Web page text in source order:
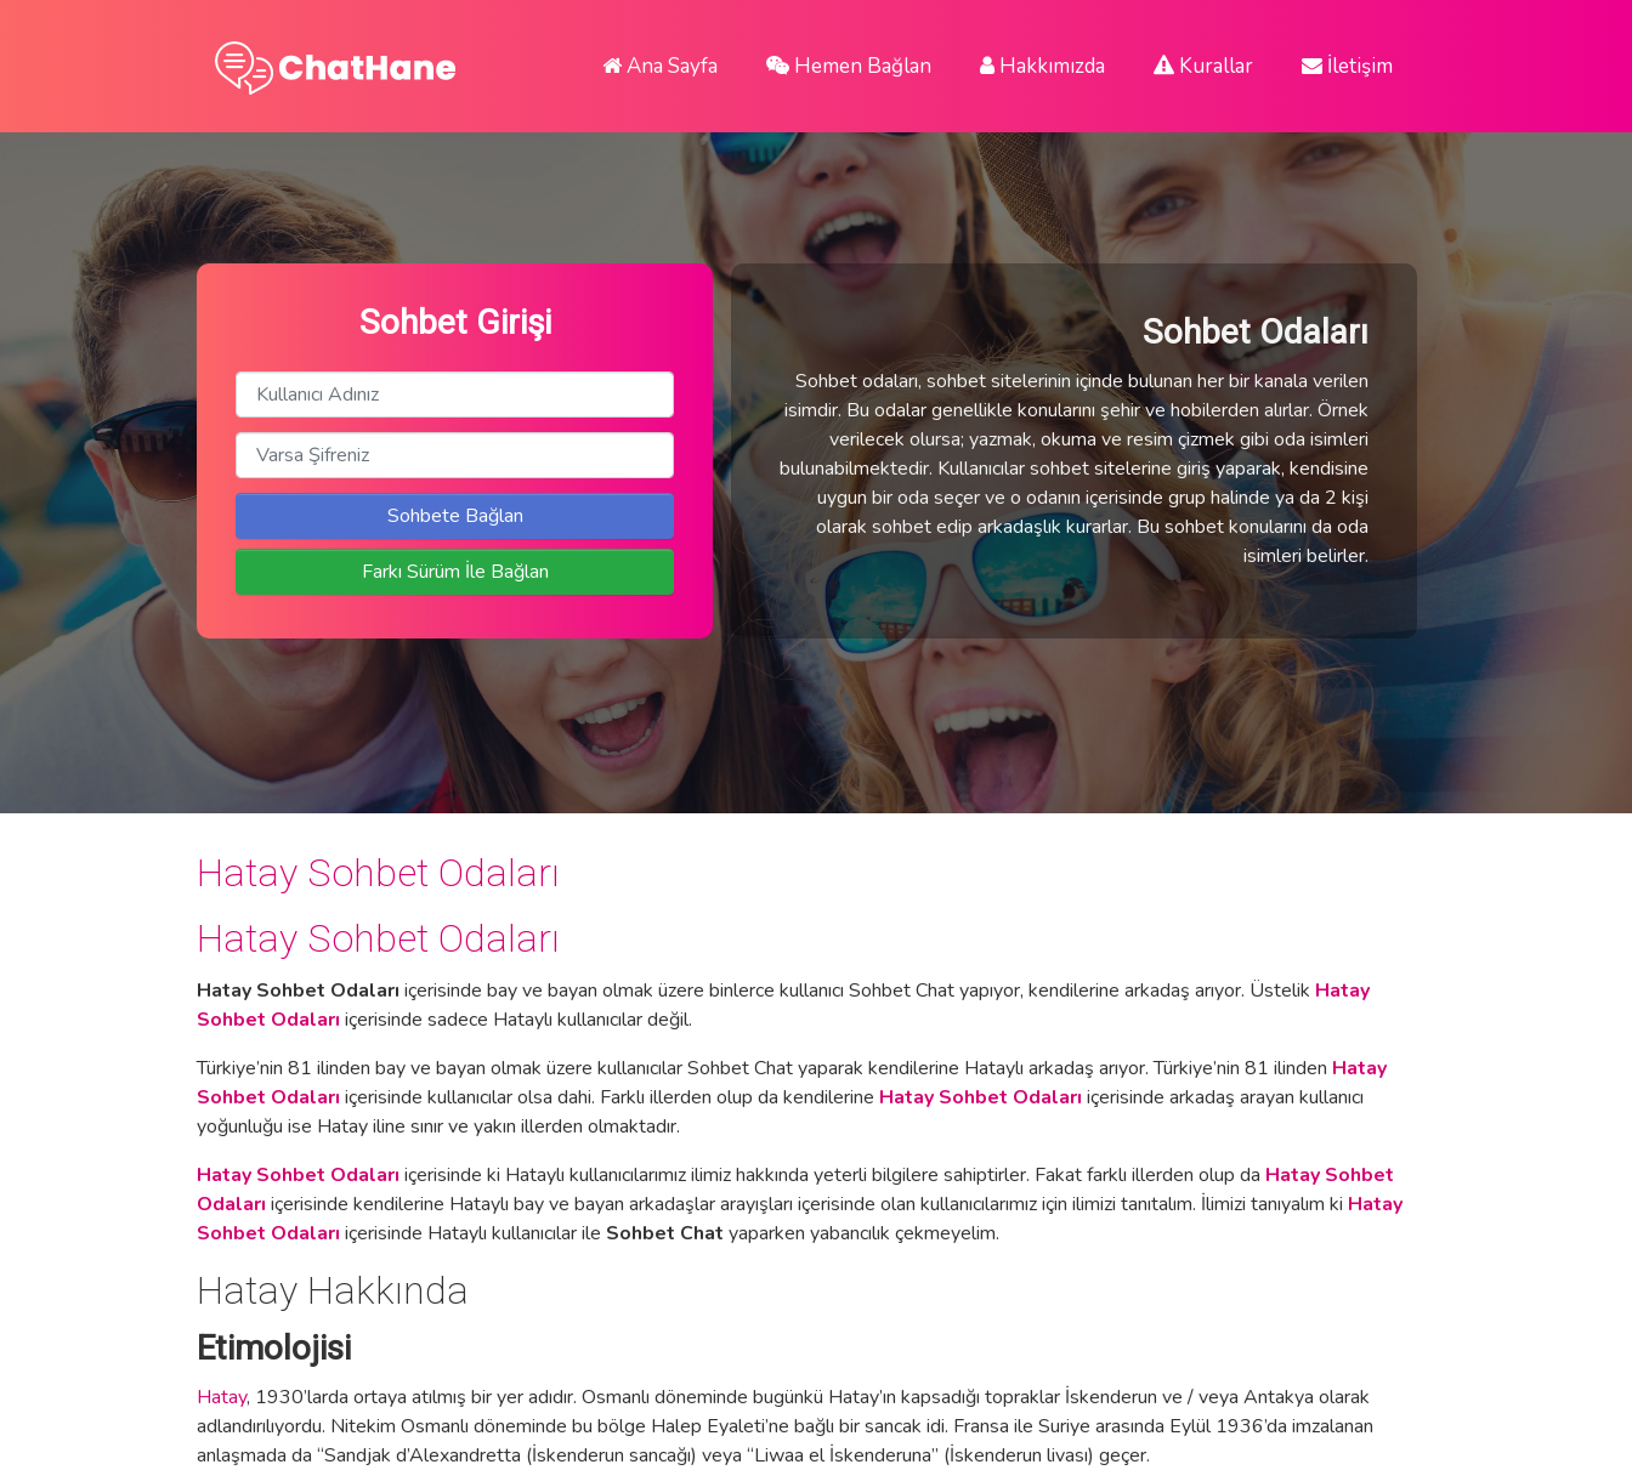
Ana Sayfa Hemen Bağlan Hakkımızda Kurallar İletişim
Sohbet Girişi
Sohbete Bağlan
Farkı Sürüm İle Bağlan
Sohbet Odaları
Sohbet odaları, sohbet sitelerinin içinde bulunan her bir kanala verilen
isimdir. Bu odalar genellikle konularını şehir ve hobilerden alırlar. Örnek
verilecek olursa; yazmak, okuma ve resim çizmek gibi oda isimleri
bulunabilmektedir. Kullanıcılar sohbet sitelerine giriş yaparak, kendisine
uygun bir oda seçer ve o odanın içerisinde grup halinde ya da 2 kişi
olarak sohbet edip arkadaşlık kurarlar. Bu sohbet konularını da oda
isimleri belirler.
Hatay Sohbet Odaları
Hatay Sohbet Odaları
Hatay Sohbet Odaları içerisinde bay ve bayan olmak üzere binlerce kullanıcı Sohbet Chat yapıyor, kendilerine arkadaş arıyor. Üstelik Hatay
Sohbet Odaları içerisinde sadece Hataylı kullanıcılar değil.
Türkiye’nin 81 ilinden bay ve bayan olmak üzere kullanıcılar Sohbet Chat yaparak kendilerine Hataylı arkadaş arıyor. Türkiye’nin 81 ilinden Hatay
Sohbet Odaları içerisinde kullanıcılar olsa dahi. Farklı illerden olup da kendilerine Hatay Sohbet Odaları içerisinde arkadaş arayan kullanıcı
yoğunluğu ise Hatay iline sınır ve yakın illerden olmaktadır.
Hatay Sohbet Odaları içerisinde ki Hataylı kullanıcılarımız ilimiz hakkında yeterli bilgilere sahiptirler. Fakat farklı illerden olup da Hatay Sohbet
Odaları içerisinde kendilerine Hataylı bay ve bayan arkadaşlar arayışları içerisinde olan kullanıcılarımız için ilimizi tanıtalım. İlimizi tanıyalım ki Hatay
Sohbet Odaları içerisinde Hataylı kullanıcılar ile Sohbet Chat yaparken yabancılık çekmeyelim.
Hatay Hakkında
Etimolojisi
Hatay, 1930’larda ortaya atılmış bir yer adıdır. Osmanlı döneminde bugünkü Hatay’ın kapsadığı topraklar İskenderun ve / veya Antakya olarak
adlandırılıyordu. Nitekim Osmanlı döneminde bu bölge Halep Eyaleti’ne bağlı bir sancak idi. Fransa ile Suriye arasında Eylül 1936’da imzalanan
anlaşmada da “Sandjak d’Alexandretta (İskenderun sancağı) veya “Liwaa el İskenderuna” (İskenderun livası) geçer.